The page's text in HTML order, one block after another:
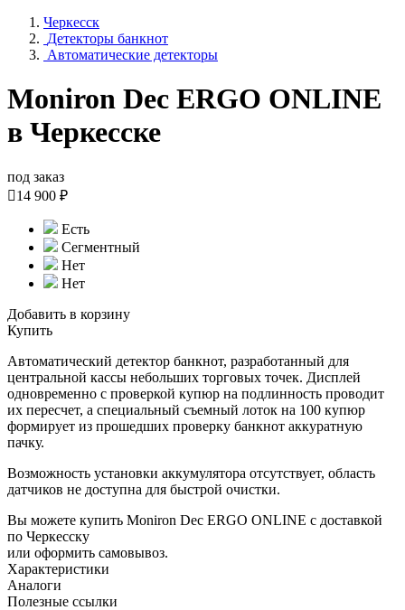
Черкесск
Детекторы банкнот
Автоматические детекторы
Moniron Dec ERGO ONLINE
в Черкесске
под заказ
14 900 ₽
Есть
Сегментный
Нет
Нет
Добавить в корзину
Купить
Автоматический детектор банкнот, разработанный для
центральной кассы небольших торговых точек. Дисплей
одновременно с проверкой купюр на подлинность проводит
их пересчет, а специальный съемный лоток на 100 купюр
формирует из прошедших проверку банкнот аккуратную
пачку.
Возможность установки аккумулятора отсутствует, область
датчиков не доступна для быстрой очистки.
Вы можете купить Moniron Dec ERGO ONLINE с доставкой
по Черкесску
или оформить самовывоз.
Характеристики
Аналоги
Полезные ссылки